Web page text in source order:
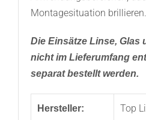
Montagesituation brillieren.
Die Einsätze Linse, Glas
nicht im Lieferumfang
separat bestellt werden.
Hersteller: Top